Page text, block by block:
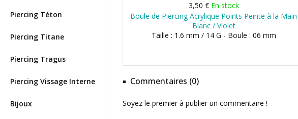
Piercing Téton
Piercing Titane
Piercing Tragus
Piercing Vissage Interne
Bijoux
3,50 € En stock
Boule de Piercing Acrylique Points Peinte à la Main
Blanc / Violet
Taille : 1.6 mm / 14 G - Boule : 06 mm
Commentaires (0)
Soyez le premier à publier un commentaire !